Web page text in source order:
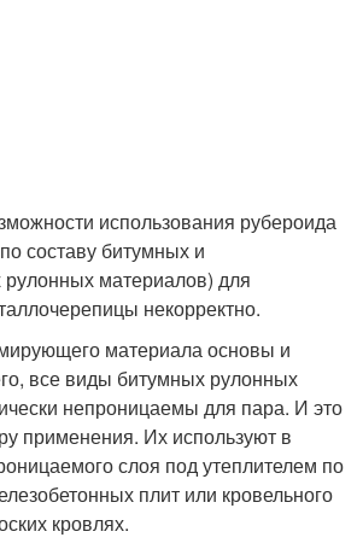
использования рубероида
составу битумных и
материалов) для
некорректно.
материала основы и
все виды битумных рулонных
непроницаемы для пара. И это
применения. Их используют в
слоя под утеплителем по
плит или кровельного
кровлях.